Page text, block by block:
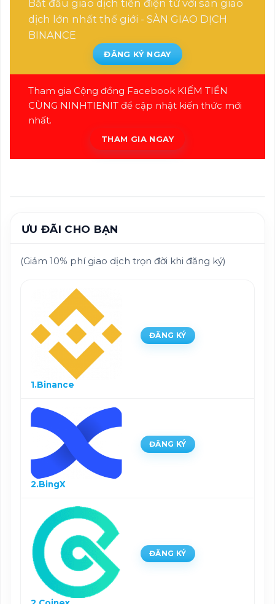
Bắt đầu giao dịch tiền điện tử với sàn giao
dịch lớn nhất thế giới - SÀN GIAO DỊCH
BINANCE
ĐĂNG KÝ NGAY
Tham gia Cộng đồng Facebook KIẾM TIỀN
CÙNG NINHTIENIT để cập nhật kiến thức mới
nhất.
THAM GIA NGAY
ƯU ĐÃI CHO BẠN
(Giảm 10% phí giao dịch trọn đời khi đăng ký)
1.Binance
ĐĂNG KÝ
2.BingX
ĐĂNG KÝ
ĐĂNG KÝ